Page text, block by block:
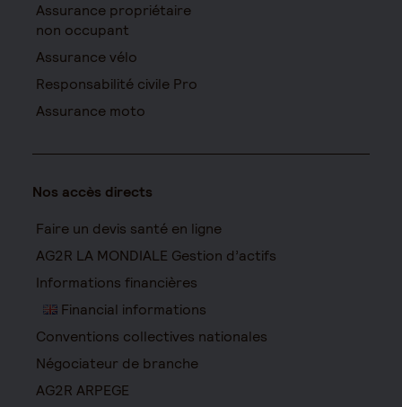
Assurance propriétaire
non occupant
Assurance vélo
Responsabilité civile Pro
Assurance moto
Nos accès directs
Faire un devis santé en ligne
AG2R LA MONDIALE Gestion d’actifs
Informations financières
Financial informations
Conventions collectives nationales
Négociateur de branche
AG2R ARPEGE